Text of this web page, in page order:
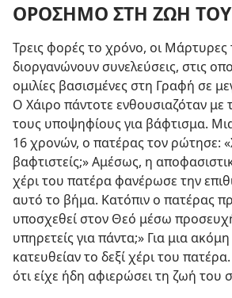
ΟΡΟΣΗΜΟ ΣΤΗ ΖΩΗ ΤΟΥ
Τρεις φορές το χρόνο, οι
διοργανώνουν συνελεύσεις, στις
ομιλίες βασισμένες στη Γραφή σε
Ο Χάιρο πάντοτε ενθουσιαζόταν με
τους υποψηφίους για βάφτισμα.
16 χρονών, ο πατέρας τον ρώτησε:
βαφτιστείς;» Αμέσως, η
χέρι του πατέρα φανέρωσε την
αυτό το βήμα. Κατόπιν ο πατέρας
υποσχεθεί στον Θεό μέσω
υπηρετείς για πάντα;» Για μια
κατευθείαν το δεξί χέρι του
ότι είχε ήδη αφιερώσει τη ζωή του